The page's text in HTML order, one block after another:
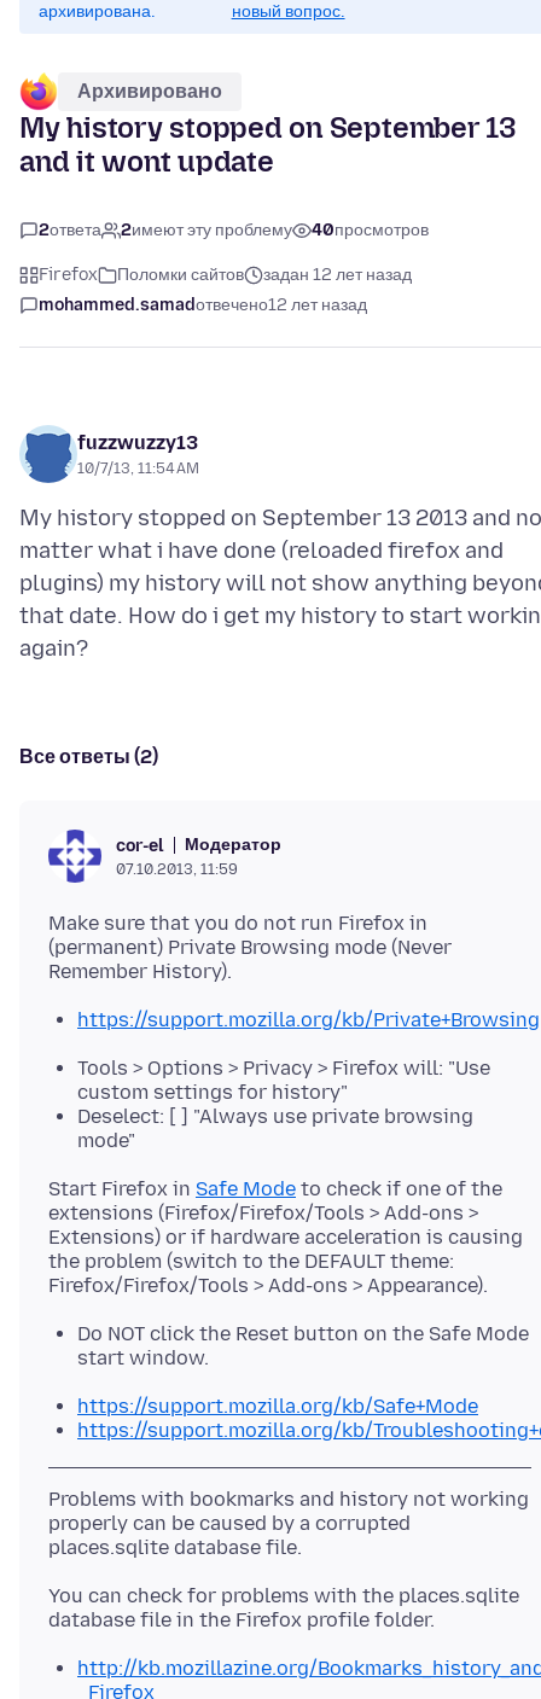
архивирована.
новый вопрос.
Архивировано
My history stopped on September 13
and it wont update
2ответа 2имеют эту проблему 40просмотров
Firefox Поломки сайтов
задан 12 лет назад
mohammed.samadотвечено12 лет назад
fuzzwuzzy13
10/7/13, 11:54 AM
My history stopped on September 13 2013 and no
matter what i have done (reloaded firefox and
plugins) my history will not show anything
that date. How do i get my history to start
Все ответы (2)
cor-el Модератор
07.10.2013, 11:59
Make sure that you do not run Firefox in
(permanent) Private Browsing mode (Never
https://support.mozilla.org/kb/Private+Browsing
Tools > Options > Privacy > Firefox will: "Use
custom settings for history"
Deselect: [ ] "Always use private browsing
mode"
Start Firefox in Safe Mode to check if one of the
extensions (Firefox/Firefox/Tools > Add-ons >
Extensions) or if hardware acceleration is causing
the problem (switch to the DEFAULT theme:
Do NOT click the Reset button on the Safe Mode
start window.
https://support.mozilla.org/kb/Safe+Mode
https://support.mozilla.org/kb/
Problems with bookmarks and history not working
properly can be caused by a corrupted
You can check for problems with the places.sqlite
http://kb.mozillazine.org/
_Firefox